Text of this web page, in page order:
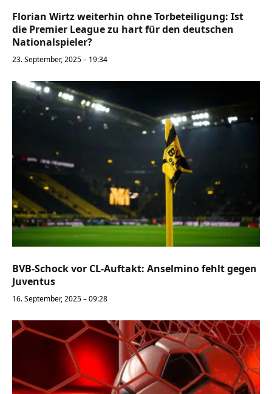
Florian Wirtz weiterhin ohne Torbeteiligung: Ist
die Premier League zu hart für den deutschen
Nationalspieler?
23. September, 2025 – 19:34
BVB-Schock vor CL-Auftakt: Anselmino fehlt gegen
Juventus
16. September, 2025 – 09:28